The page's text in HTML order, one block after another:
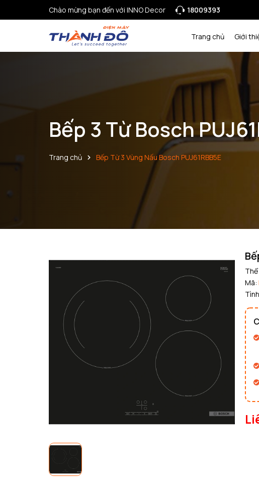
Chào mừng bạn đến với INNO Decor 18009393
Trang chủ Giới
Bếp 3 Từ Bosch
Trang chủ Bếp Từ 3 Vùng Nấu Bosch PUJ61RBB5E
Mã:
Mã
Ngày
Copy